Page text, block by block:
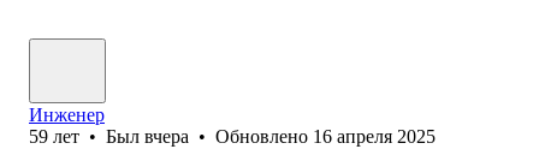
Инженер
59 лет • Был вчера • Обновлено 16 апреля 2025